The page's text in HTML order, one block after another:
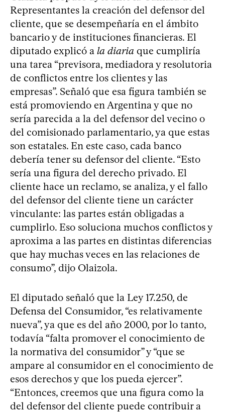
Representantes la creación del defensor del
cliente, que se desempeñaría en el ámbito
bancario y de instituciones financieras. El
diputado explicó a la diaria que cumpliría
una tarea “previsora, mediadora y resolutoria
de conflictos entre los clientes y las
empresas”. Señaló que esa figura también se
está promoviendo en Argentina y que no
sería parecida a la del defensor del vecino o
del comisionado parlamentario, ya que estas
son estatales. En este caso, cada banco
debería tener su defensor del cliente. “Esto
sería una figura del derecho privado. El
cliente hace un reclamo, se analiza, y el fallo
del defensor del cliente tiene un carácter
vinculante: las partes están obligadas a
cumplirlo. Eso soluciona muchos conflictos y
aproxima a las partes en distintas diferencias
que hay muchas veces en las relaciones de
consumo”, dijo Olaizola.
El diputado señaló que la Ley 17.250, de
Defensa del Consumidor, “es relativamente
nueva”, ya que es del año 2000, por lo tanto,
todavía “falta promover el conocimiento de
la normativa del consumidor” y “que se
ampare al consumidor en el conocimiento de
esos derechos y que los pueda ejercer”.
“Entonces, creemos que una figura como la
del defensor del cliente puede contribuir a